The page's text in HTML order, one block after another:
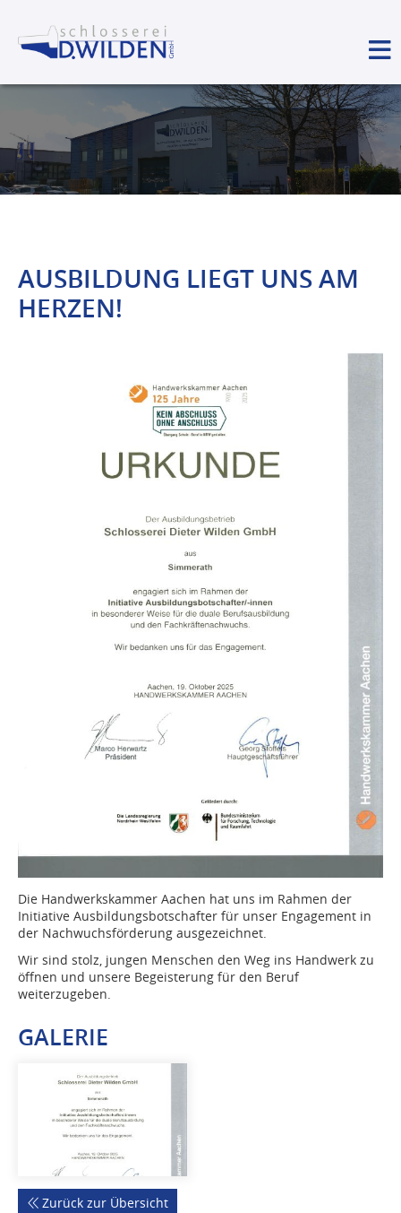
AUSBILDUNG LIEGT UNS AM
HERZEN!
Die Handwerkskammer Aachen hat uns im Rahmen der
Initiative Ausbildungsbotschafter für unser Engagement in
der Nachwuchsförderung ausgezeichnet.
Wir sind stolz, jungen Menschen den Weg ins Handwerk zu
öffnen und unsere Begeisterung für den Beruf
weiterzugeben.
GALERIE
Zurück zur Übersicht